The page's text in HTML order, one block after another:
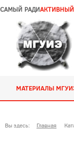
САМЫЙ РАДИАКТИВНЫЙ
МАТЕРИАЛЫ
Вы здесь: Главная